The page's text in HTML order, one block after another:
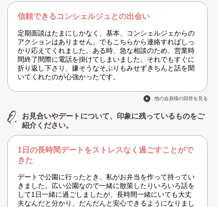
信頼できるコンシェルジュとの出会い
定期面談はたまにしかなく、基本、コンシェルジェからの
アクションはありません。でもこちらから連絡すればしっ
かり応えてくれました。ある時、急な相談のため、営業時
間終了間際に電話を掛けてしまいました。それでもすぐに
折り返し下さり、嫌そうなそぶりもみせずきちんと話を聞
いてくれたのが心強かったです。
他の会員様の回答を見る
お見合いやデートについて、印象に残っているものをご
紹介ください。
1日の長時間デートをストレスなく過ごすことがで
きた
デートで公園に行ったとき、私がお弁当を作って持ってい
きました。広い公園なので一緒に散策したりいろいろ話を
して1日一緒に過ごしましたが、長時間一緒にいても大丈
夫なんだと分かり、だんだんと安心できるようになりまし